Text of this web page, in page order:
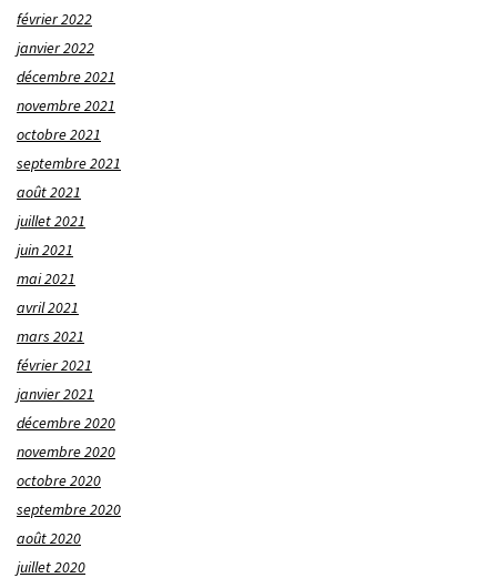
février 2022
janvier 2022
décembre 2021
novembre 2021
octobre 2021
septembre 2021
août 2021
juillet 2021
juin 2021
mai 2021
avril 2021
mars 2021
février 2021
janvier 2021
décembre 2020
novembre 2020
octobre 2020
septembre 2020
août 2020
juillet 2020